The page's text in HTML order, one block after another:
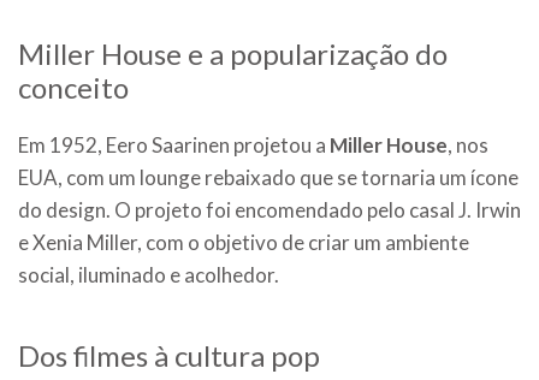
Miller House e a popularização do
conceito
Em 1952, Eero Saarinen projetou a Miller House, nos
EUA, com um lounge rebaixado que se tornaria um ícone
do design. O projeto foi encomendado pelo casal J. Irwin
e Xenia Miller, com o objetivo de criar um ambiente
social, iluminado e acolhedor.
Dos filmes à cultura pop